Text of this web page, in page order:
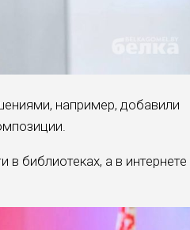
например, добавили
библиотеках, а в интернете